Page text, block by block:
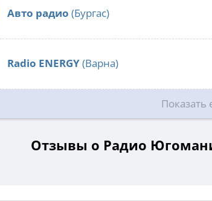
Авто радио (Бургас)
Radio ENERGY(Варна)
Показать
Отзывы о Радио